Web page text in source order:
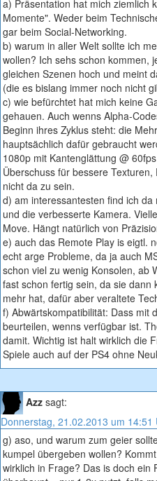
a) Präsentation hat mich ziemlich
Momente". Weder beim
gar beim Social-Networking.
b) warum in aller Welt sollte ich
wollen? Ich sehs schon kommen,
gleichen Szenen hoch und meint
(die es bislang immer noch nicht
c) wie befürchtet hat mich keine
gehauen. Auch wenns Alpha-
Beginn ihres Zyklus steht: die
hauptsächlich dafür gebraucht
1080p mit Kantenglättung @
Überschuss für bessere
nicht da zu sein.
d) am interessantesten find ich
und die verbesserte Kamera.
Move. Hängt natürlich von
e) auch das Remote Play is eigtl.
echt arge Probleme, da ja auch
schon viel zu wenig Konsolen, ab
fast schon fertig sein, da sie dann
mehr hat, dafür aber veraltete
f) Abwärtskompatibilität: Dass mit
beurteilen, wenns verfügbar ist.
damit. Wichtig ist halt wirklich die
Spiele auch auf der PS4 ohne
Azz sagt:
Donnerstag, 21.02.2013 um 14:51
g) aso, und warum zum geier
kumpel übergeben wollen?
wirklich in Frage? Das is doch ein